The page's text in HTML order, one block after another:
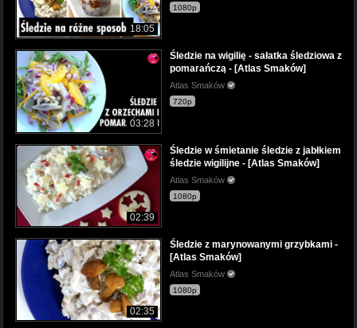
18:05
1080p
03:28
Śledzie na wigilię - sałatka śledziowa z
pomarańczą - [Atlas Smaków]
Atlas Smaków
720p
02:39
Śledzie w śmietanie śledzie z jabłkiem
śledzie wigilijne - [Atlas Smaków]
Atlas Smaków
1080p
02:35
Śledzie z marynowanymi grzybkami -
[Atlas Smaków]
Atlas Smaków
1080p